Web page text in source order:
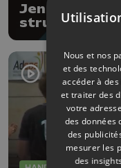
Jens
structure
2027
Nous et nos
et des
accéder à
et traiter des
votre
des données
des
mesurer les
des